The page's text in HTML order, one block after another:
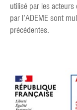
utilisé par les
par l’ADEME sont
précédentes.